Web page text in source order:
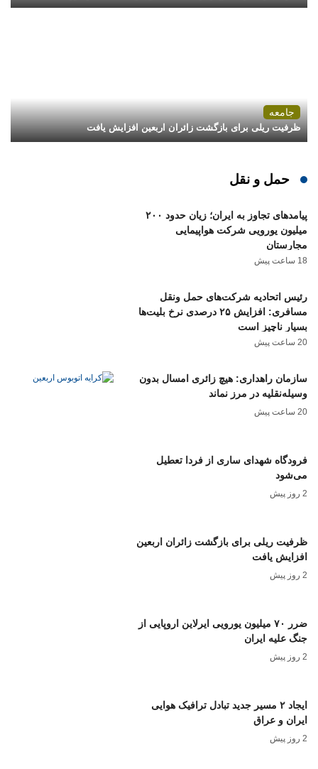
جامعه
ظرفیت ریلی برای بازگشت زائران اربعین افزایش یافت
حمل و نقل
پیامدهای تجاوز به ایران؛ زیان حدود ۲۰۰
میلیون یورویی شرکت هواپیمایی
مجارستان
18 ساعت پیش
رئیس اتحادیه شرکت‌های حمل ونقل
مسافری: افزایش ۲۵ درصدی نرخ بلیت‌ها
بسیار ناچیز است
20 ساعت پیش
سازمان راهداری: هیچ زائری امسال بدون
وسیله‌نقلیه در مرز نماند
20 ساعت پیش
‌فرودگاه ‌شهدای ساری از فردا تعطیل
می‌شود
2 روز پیش
ظرفیت ریلی برای بازگشت زائران اربعین
افزایش یافت
2 روز پیش
ضرر ۷۰ میلیون یورویی ایرلاین اروپایی از
جنگ علیه ایران
2 روز پیش
ایجاد ۲ مسیر جدید تبادل ترافیک هوایی
ایران و عراق
2 روز پیش